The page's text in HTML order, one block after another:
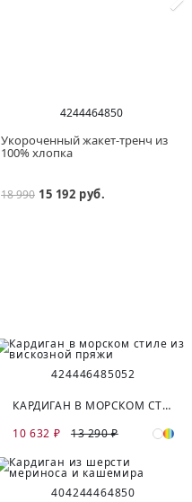
4244464850
Укороченный жакет-тренч из
100% хлопка
18 990 15 192 руб.
424446485052
КАРДИГАН В МОРСКОМ СТИЛЕ ИЗ ВИСКОЗНОЙ ПРЯЖИ
10 632 ₽
13 290 ₽
404244464850